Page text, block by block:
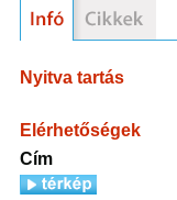
Nyitva tartás
Elérhetőségek
Cím